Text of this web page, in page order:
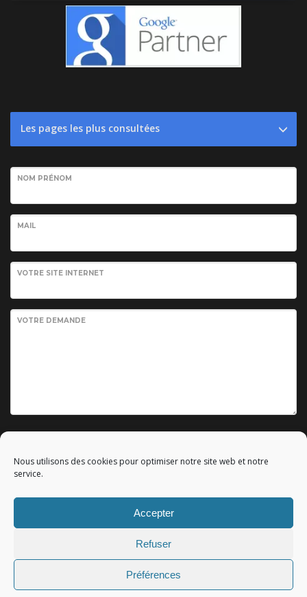
Nous utilisons des cookies pour optimiser notre site web et notre
service.
Accepter
Refuser
Préférences
Les pages les plus consultées
NOM PRÉNOM
MAIL
VOTRE SITE INTERNET
VOTRE DEMANDE
Mentions légales|All rights reserved - Tous droits